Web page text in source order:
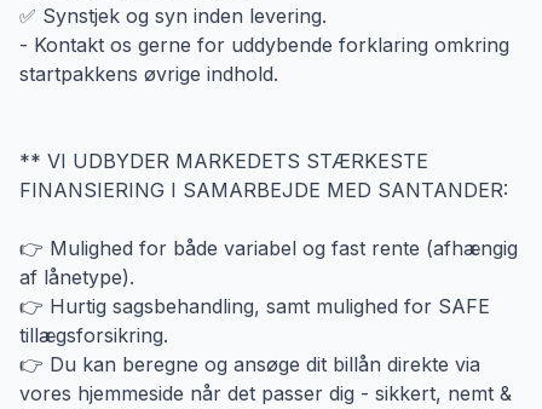
✅ Synstjek og syn inden levering.
- Kontakt os gerne for uddybende forklaring omkring
startpakkens øvrige indhold.
** VI UDBYDER MARKEDETS STÆRKESTE
FINANSIERING I SAMARBEJDE MED SANTANDER:
👉 Mulighed for både variabel og fast rente (afhængig
af lånetype).
👉 Hurtig sagsbehandling, samt mulighed for SAFE
tillægsforsikring.
👉 Du kan beregne og ansøge dit billån direkte via
vores hjemmeside når det passer dig - sikkert, nemt &